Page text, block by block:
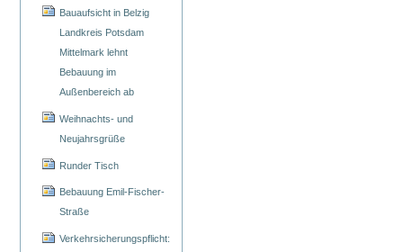
Bauaufsicht in Belzig
Landkreis Potsdam
Mittelmark lehnt
Bebauung im
Außenbereich ab
Weihnachts- und
Neujahrsgrüße
Runder Tisch
Bebauung Emil-Fischer-
Straße
Verkehrsicherungspflicht: